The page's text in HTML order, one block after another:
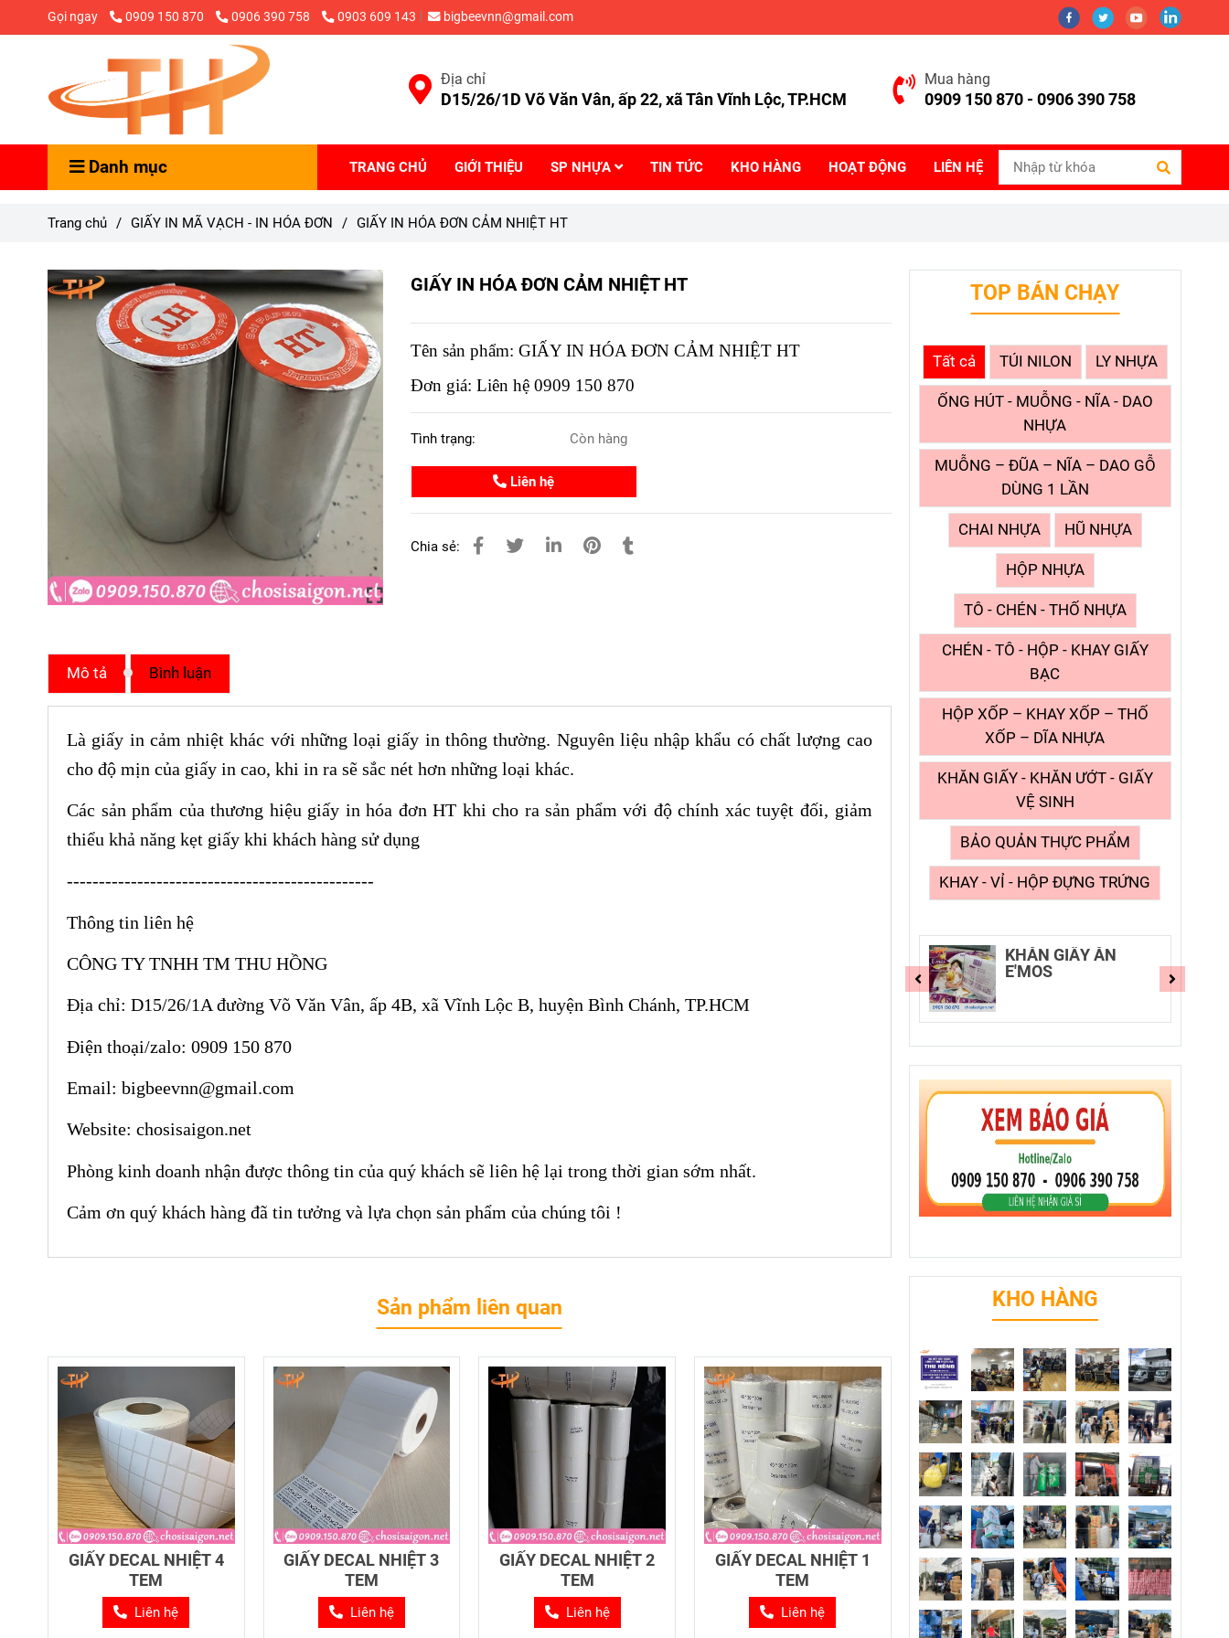
Gọi ngay 0909 150 870 0906 390 758 0903 609 143 bigbeevnn@gmail.com
Địa chỉ
D15/26/1D Võ Văn Vân, ấp 22, xã Tân Vĩnh Lộc, TP.HCM
Mua hàng
0909 150 870 - 0906 390 758
Danh mục TRANG CHỦ GIỚI THIỆU SP NHỰA TIN TỨC KHO HÀNG HOẠT ĐỘNG LIÊN HỆ
Trang chủ / GIẤY IN MÃ VẠCH - IN HÓA ĐƠN / GIẤY IN HÓA ĐƠN CẢM NHIỆT HT
GIẤY IN HÓA ĐƠN CẢM NHIỆT HT
Tên sản phẩm: GIẤY IN HÓA ĐƠN CẢM NHIỆT HT
Đơn giá: Liên hệ 0909 150 870
Tình trạng: Còn hàng
Liên hệ
Chia sẻ:
Mô tả Bình luận
Là giấy in cảm nhiệt khác với những loại giấy in thông thường. Nguyên liệu nhập khẩu có chất lượng cao
cho độ mịn của giấy in cao, khi in ra sẽ sắc nét hơn những loại khác.
Các sản phẩm của thương hiệu giấy in hóa đơnHT khi cho ra sản phẩm với độ chính xác tuyệt đối, giảm
thiểu khả năng kẹt giấy khi khách hàng sử dụng
------------------------------------------------
Thông tin liên hệ
CÔNG TY TNHH TM THU HỒNG
Địa chỉ: D15/26/1A đường Võ Văn Vân, ấp 4B, xã Vĩnh Lộc B, huyện Bình Chánh, TP.HCM
Điện thoại/zalo: 0909 150 870
Email: bigbeevnn@gmail.com
Website: chosisaigon.net
Phòng kinh doanh nhận được thông tin của quý khách sẽ liên hệ lại trong thời gian sớm nhất.
Cảm ơn quý khách hàng đã tin tưởng và lựa chọn sản phẩm của chúng tôi !
Sản phẩm liên quan
GIẤY DECAL NHIỆT 4
TEM
Liên hệ
GIẤY DECAL NHIỆT 3
TEM
Liên hệ
GIẤY DECAL NHIỆT 2
TEM
Liên hệ
GIẤY DECAL NHIỆT 1
TEM
Liên hệ
TOP BÁN CHẠY
Tất cả TÚI NILON LY NHỰA
ỐNG HÚT - MUỖNG - NĨA - DAO
NHỰA
MUỖNG – ĐŨA – NĨA – DAO GỖ
DÙNG 1 LẦN
CHAI NHỰA HŨ NHỰA
HỘP NHỰA
TÔ - CHÉN - THỐ NHỰA
CHÉN - TÔ - HỘP - KHAY GIẤY
BẠC
HỘP XỐP – KHAY XỐP – THỐ
XỐP – DĨA NHỰA
KHĂN GIẤY - KHĂN ƯỚT - GIẤY
VỆ SINH
BẢO QUẢN THỰC PHẨM
KHAY - VỈ - HỘP ĐỰNG TRỨNG
MUỖNG GỖ ĂN KEM
9.5CM
KHĂN GIẤY ĂN
E'MOS
KHO HÀNG